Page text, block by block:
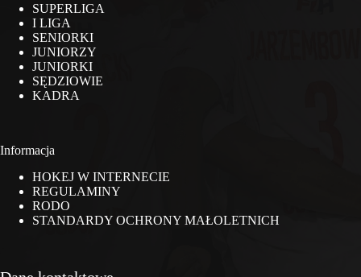
SUPERLIGA
I LIGA
SENIORKI
JUNIORZY
JUNIORKI
SĘDZIOWIE
KADRA
Informacja
HOKEJ W INTERNECIE
REGULAMINY
RODO
STANDARDY OCHRONY MAŁOLETNICH